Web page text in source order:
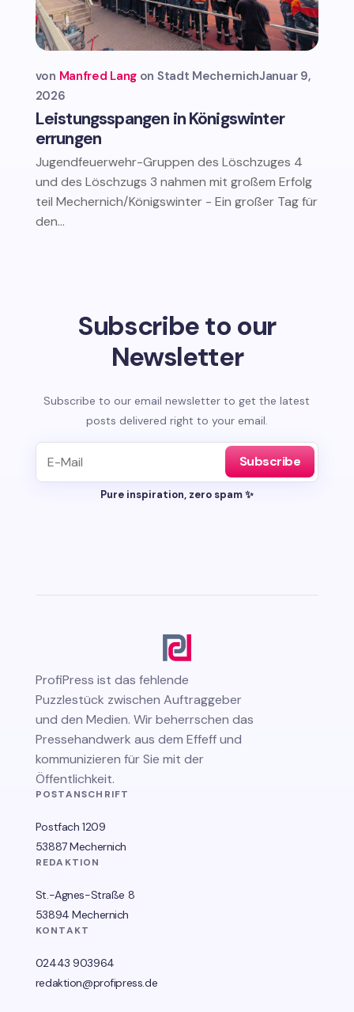
Leistungsspangen in Königswinter
errungen
von Manfred Lang Stadt MechernichJanuar 9,
2026
Jugendfeuerwehr-Gruppen des Löschzuges 4
und des Löschzugs 3 nahmen mit großem Erfolg
teil Mechernich/Königswinter - Ein großer Tag für
den...
Subscribe to our
Newsletter
Subscribe to our email newsletter to get the latest
posts delivered right to your email.
Subscribe
Pure inspiration, zero spam ✨
ProfiPress ist das fehlende
Puzzlestück zwischen Auftraggeber
und den Medien. Wir beherrschen das
Pressehandwerk aus dem Effeff und
kommunizieren für Sie mit der
Öffentlichkeit.
POSTANSCHRIFT
Postfach 1209
53887 Mechernich
REDAKTION
St.-Agnes-Straße 8
53894 Mechernich
KONTAKT
02443 903964
redaktion@profipress.de